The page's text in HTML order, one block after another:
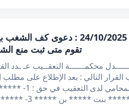
قرار تعقيبي عدد 76368 بتاريخ 24/10/
تقوم متى ثبت منع